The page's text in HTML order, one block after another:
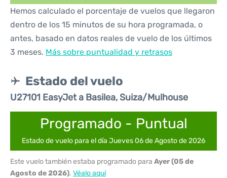
Hemos calculado el porcentaje de vuelos que llegaron
dentro de los 15 minutos de su hora programada, o
antes, basado en datos reales de vuelo de los últimos
3 meses. Más sobre puntualidad y retrasos
Estado del vuelo
U27101 EasyJet a Basilea, Suiza/Mulhouse
Programado - Puntual
Estado de vuelo para el día Jueves 06 de Agosto de 2026
Este vuelo también estaba programado para Ayer (05 de
Agosto de 2026). Véalo aquí